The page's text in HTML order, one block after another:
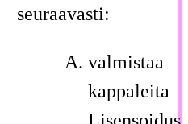
seuraavasti:
valmistaa
kappaleita